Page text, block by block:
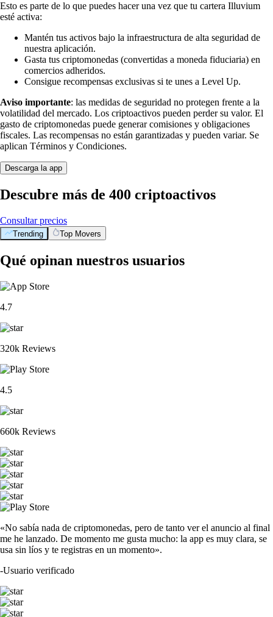
Esto es parte de lo que puedes hacer una vez que tu cartera Illuvium
esté activa:
Mantén tus activos bajo la infraestructura de alta seguridad de
nuestra aplicación.
Gasta tus criptomonedas (convertidas a moneda fiduciaria) en
comercios adheridos.
Consigue recompensas exclusivas si te unes a Level Up.
Aviso importante: las medidas de seguridad no protegen frente a la
volatilidad del mercado. Los criptoactivos pueden perder su valor. El
gasto de criptomonedas puede generar comisiones y obligaciones
fiscales. Las recompensas no están garantizadas y pueden variar. Se
aplican Términos y Condiciones.
Descarga la app
Descubre más de 400 criptoactivos
Consultar precios
Trending Top Movers
Qué opinan nuestros usuarios
4.7
320k Reviews
4.5
660k Reviews
«No sabía nada de criptomonedas, pero de tanto ver el anuncio al final
me he lanzado. De momento me gusta mucho: la app es muy clara, se
usa sin líos y te registras en un momento».
-Usuario verificado